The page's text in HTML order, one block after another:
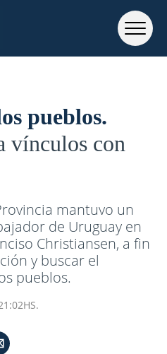
pueblos
vínculos con
mantuvo un
de Uruguay en
Christiansen, a fin
y buscar el
pueblos.